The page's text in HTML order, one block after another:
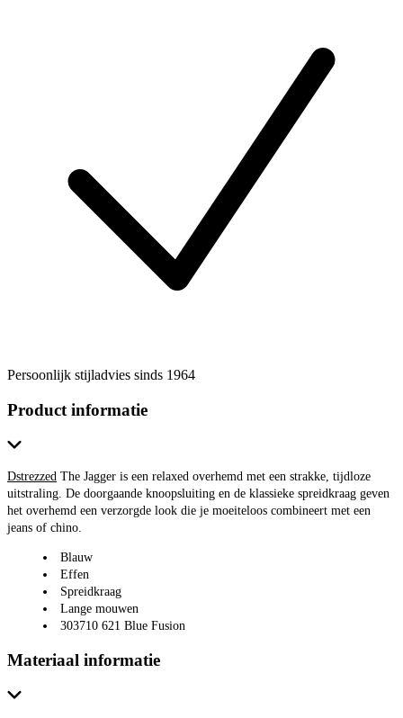
Persoonlijk stijladvies sinds 1964
Product informatie
Dstrezzed The Jagger is een relaxed overhemd met een strakke, tijdloze
uitstraling. De doorgaande knoopsluiting en de klassieke spreidkraag geven
het overhemd een verzorgde look die je moeiteloos combineert met een
jeans of chino.
Blauw
Effen
Spreidkraag
Lange mouwen
303710 621 Blue Fusion
Materiaal informatie